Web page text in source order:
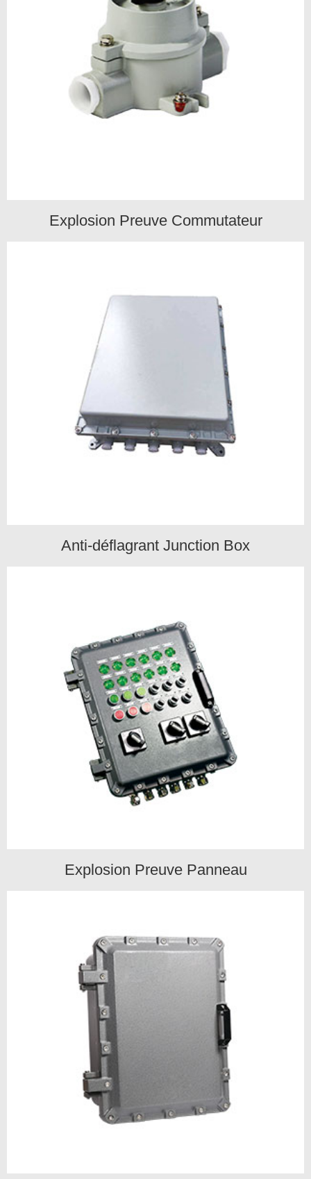
Explosion Preuve Commutateur
Anti-déflagrant Junction Box
Explosion Preuve Panneau